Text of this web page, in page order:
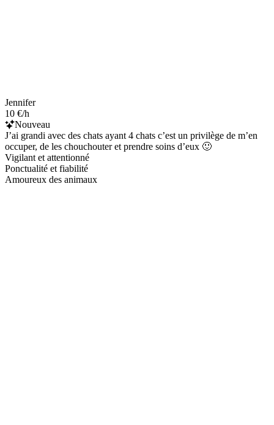
Jennifer
10 €/h
Nouveau
J’ai grandi avec des chats ayant 4 chats c’est un privilège de m’en
occuper, de les chouchouter et prendre soins d’eux 🙂
Vigilant et attentionné
Ponctualité et fiabilité
Amoureux des animaux